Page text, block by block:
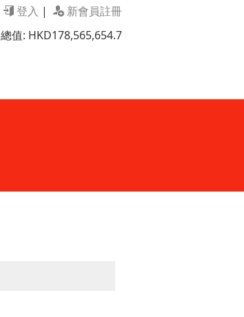
登入 |
新會員註冊
總值: HKD178,565,654.7